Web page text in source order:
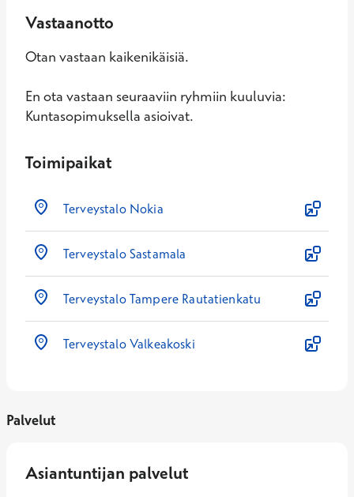
Vastaanotto
Otan vastaan kaikenikäisiä.
En ota vastaan seuraaviin ryhmiin kuuluvia:
Kuntasopimuksella asioivat.
Toimipaikat
Terveystalo Nokia
Terveystalo Sastamala
Terveystalo Tampere Rautatienkatu
Terveystalo Valkeakoski
Palvelut
Asiantuntijan palvelut